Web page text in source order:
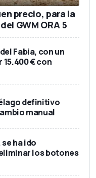
precio, para la
GWM ORA 5
Fabia, con un
€ con
definitivo
manual
ha ido
los botones